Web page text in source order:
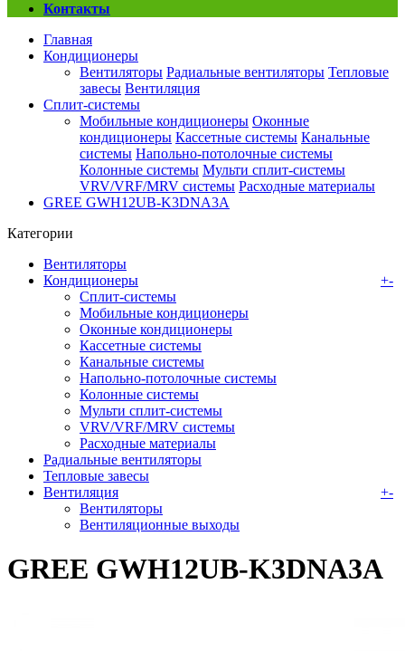
Контакты
Главная
Кондиционеры
Вентиляторы Радиальные вентиляторы Тепловые
завесы Вентиляция
Сплит-системы
Мобильные кондиционеры Оконные
кондиционеры Кассетные системы Канальные
системы Напольно-потолочные системы
Колонные системы Мульти сплит-системы
VRV/VRF/MRV системы Расходные материалы
GREE GWH12UB-K3DNA3A
Категории
Вентиляторы
Кондиционеры
+-
Сплит-системы
Мобильные кондиционеры
Оконные кондиционеры
Кассетные системы
Канальные системы
Напольно-потолочные системы
Колонные системы
Мульти сплит-системы
VRV/VRF/MRV системы
Расходные материалы
Радиальные вентиляторы
Тепловые завесы
Вентиляция
+-
Вентиляторы
Вентиляционные выходы
GREE GWH12UB-K3DNA3A